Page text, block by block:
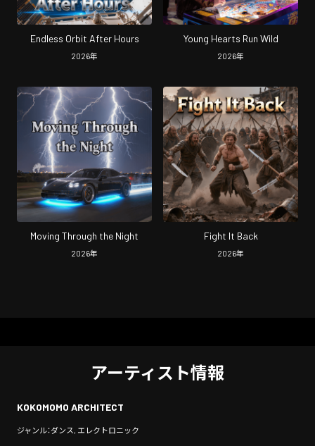
Endless Orbit After Hours
2026年
Young Hearts Run Wild
2026年
Moving Through the Night
2026年
Fight It Back
2026年
アーティスト情報
KOKOMOMO ARCHITECT
ジャンル：ダンス, エレクトロニック